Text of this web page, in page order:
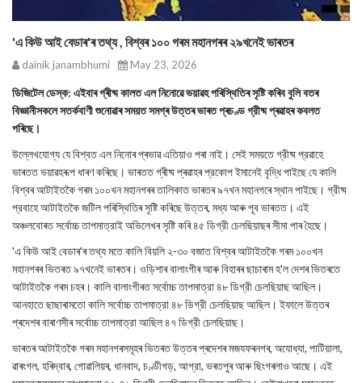
'এ কিউ আই বেডাৰ'ৰ তথ্য , বিশ্বৰ ১০০ গৰম মহানগৰৰ ২৯খনেই ভাৰতৰ
dainik janambhumi May 23, 2026
ডিজিটেল ডেস্ক: এইবাৰ গ্ৰীষ্ম কালত এল নিনোৱে ভয়াৱহ পৰিস্থিতিৰ সৃষ্টি কৰিব বুলি বতৰ
বিজ্ঞানীসকলে সতর্কবাণী শুনোৱাৰ সময়ত সমগ্ৰ উত্তৰ ভাৰত প্ৰচণ্ড গ্রীষ্ম প্ৰৱাহৰ কবলত
পৰিছে।
উল্লেখযোগ্য যে বিশ্বত এল নিনোৰ প্ৰভাৱ এতিয়াও পৰা নাই। সেই সময়তে গ্রীষ্ম প্রৱাহে
ভাৰতত ভয়াৱহৰূপ ধাৰণ কৰিছে। ভাৰতত গ্ৰীষ্ম প্ৰৱাহৰ প্রকোপ ইমানেই বৃদ্ধি পাইছে যে কালি
বিশ্বৰ আটাইতকৈ গৰম ১০০খন মহানগৰৰ তালিকাত ভাৰতৰ ৯৭খন মহানগৰে স্থান পাইছে। গ্রীষ্ম
প্রবাহে আটাইতকৈ জটিল পৰিস্থিতিৰ সৃষ্টি কৰিছে উত্তৰ, মধ্য আৰু পূব ভাৰতত। এই
অঞ্চলবোৰত সর্বোচ্চ তাপমাত্রাই অভিলেখৰ সৃষ্টি কৰি ৪৫ ডিগ্রী চেলছিয়াছৰ সীমা পাৰ হৈছে।
'এ কিউ আই বেডাৰ'ৰ তথ্য মতে কালি বিয়লি ২-৩০ বজাত বিশ্বৰ আটাইতকৈ গৰম ১০০খন
মহানগৰৰ ভিতৰত ৯৭খনেই ভাৰতৰ। ওড়িশাৰ বালাংগীৰ আৰু বিহাৰৰ ছাচাৰাম হ'ল দেশৰ ভিতৰতে
আটাইতকৈ গৰম চহৰ। কালি বালাংগীৰত সর্বোচ্চ তাপমাত্রা ৪৮ ডিগ্রী চেলছিয়াছ আছিল।
আনহাতে ছাছাৰামতো কালি সর্বোচ্চ তাপমাত্রা ৪৮ ডিগ্রী চেলছিয়াছ আছিল। ইফালে উত্তৰ
প্ৰদেশৰ বাৰাণসীৰ সৰ্বোচ্চ তাপমাত্রা আছিল ৪৭ ডিগ্রী চেলছিয়াছ।
ভাৰতৰ আটাইতকৈ গৰম মহানগৰসমূহৰ ভিতৰত উত্তৰ প্ৰদেশৰ মজযফৰনগৰ, অযোধ্যা, পাটিয়ালা,
ৱাৰংগল, হৰিদ্বাৰ, গোৱালিয়ৰ, ধানবাদ, চণ্ডীগড়, আগ্রা, ভৰতপুৰ আৰু ছিংগৰলাও আছে। এই